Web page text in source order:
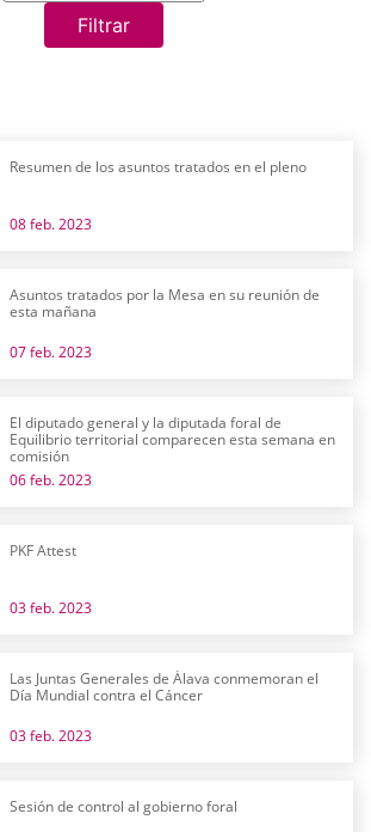
Filtrar
Resumen de los asuntos tratados en el pleno
08 feb. 2023
Asuntos tratados por la Mesa en su reunión de
esta mañana
07 feb. 2023
El diputado general y la diputada foral de
Equilibrio territorial comparecen esta semana en
comisión
06 feb. 2023
PKF Attest
03 feb. 2023
Las Juntas Generales de Álava conmemoran el
Día Mundial contra el Cáncer
03 feb. 2023
Sesión de control al gobierno foral